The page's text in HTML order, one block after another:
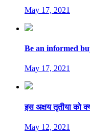
May 17, 2021
Be an informed
May 17, 2021
इस अक्षय तृतीया को
May 12, 2021